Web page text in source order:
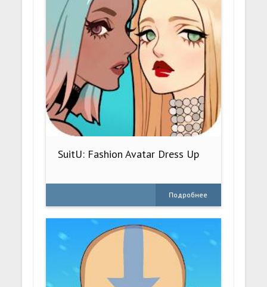
SuitU: Fashion Avatar Dress Up
Подробнее